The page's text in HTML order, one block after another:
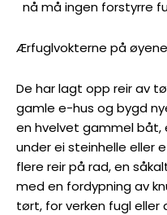
nå må ingen forstyrre
Ærfuglvokterne på
De har lagt opp reir av
gamle e-hus og bygd
en hvelvet gammel båt,
under ei steinhelle eller
flere reir på rad, en
med en fordypning av
tørt, for verken fugl